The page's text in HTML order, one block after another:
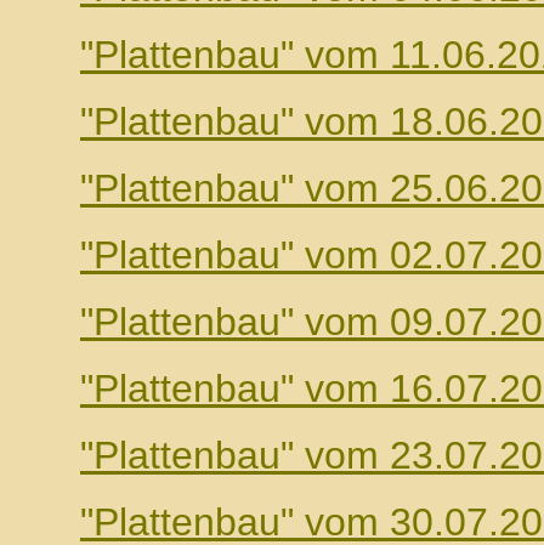
"Plattenbau" vom
"Plattenbau" vom
"Plattenbau" vom
"Plattenbau" vom
"Plattenbau" vom
"Plattenbau" vom
"Plattenbau" vom
"Plattenbau" vom